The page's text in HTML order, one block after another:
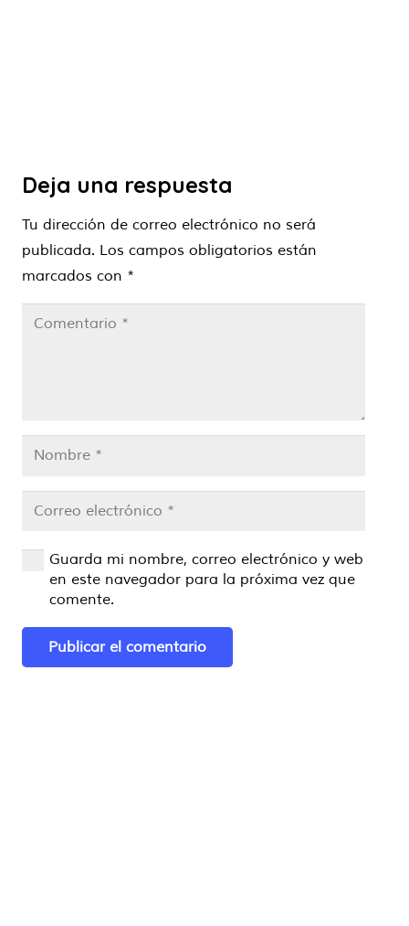
Deja una respuesta
Tu dirección de correo electrónico no será
publicada. Los campos obligatorios están
marcados con *
Guarda mi nombre, correo electrónico y web
en este navegador para la próxima vez que
comente.
Publicar el comentario